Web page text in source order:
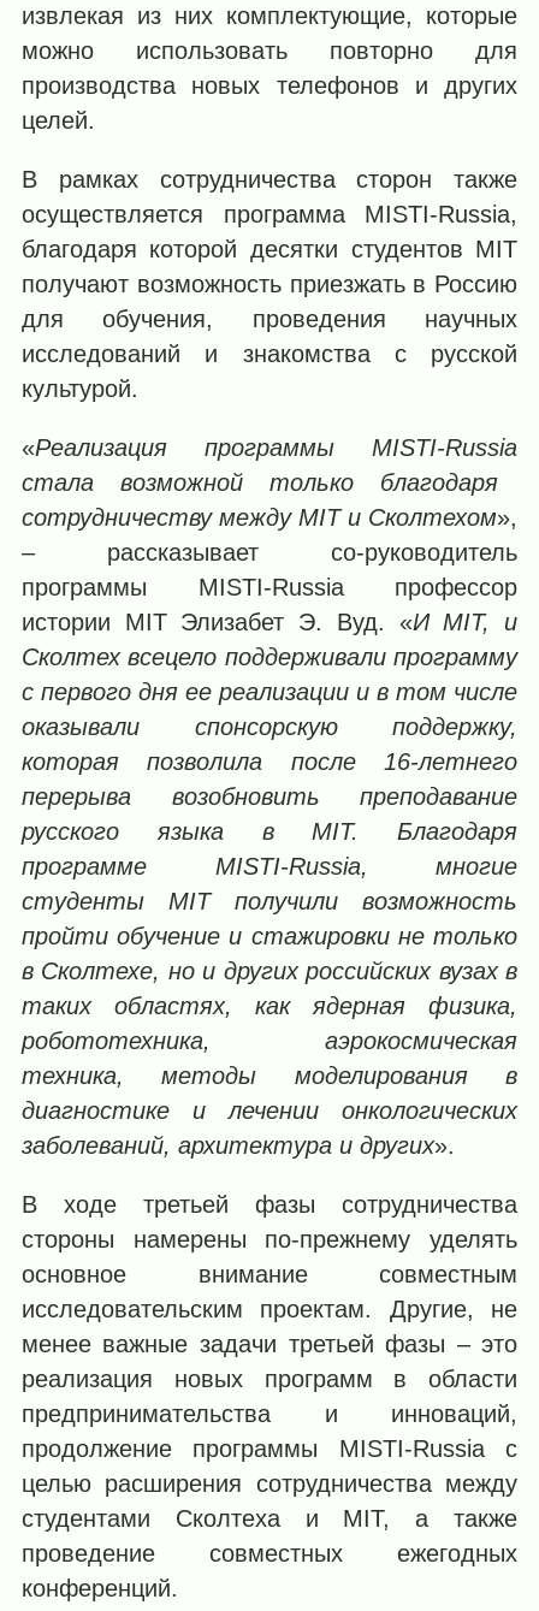
извлекая из них комплектующие, которые
можно использовать повторно для
производства новых телефонов и других
целей.
В рамках сотрудничества сторон также
осуществляется программа MISTI-Russia,
благодаря которой десятки студентов MIT
получают возможность приезжать в Россию
для обучения, проведения научных
исследований и знакомства с русской
культурой.
«Реализация программы MISTI-Russia
стала возможной только благодаря
сотрудничеству между MIT и Сколтехом»,
‒ рассказывает со-руководитель
программы MISTI-Russia профессор
истории MIT Элизабет Э. Вуд. «И MIT, и
Сколтех всецело поддерживали программу
с первого дня ее реализации и в том числе
оказывали спонсорскую поддержку,
которая позволила после 16-летнего
перерыва возобновить преподавание
русского языка в MIT. Благодаря
программе MISTI-Russia, многие
студенты MITполучили возможность
пройти обучение и стажировки не только
в Сколтехе, но и других российских вузах в
таких областях, как ядерная физика,
робототехника, аэрокосмическая
техника, методы моделирования в
диагностике и лечении онкологических
заболеваний, архитектура и других».
В ходе третьей фазы сотрудничества
стороны намерены по-прежнему уделять
основное внимание совместным
исследовательским проектам. Другие, не
менее важные задачи третьей фазы ‒ это
реализация новых программ в области
предпринимательства и инноваций,
продолжение программы MISTI-Russia с
целью расширения сотрудничества между
студентами Сколтеха и MIT, а также
проведение совместных ежегодных
конференций.